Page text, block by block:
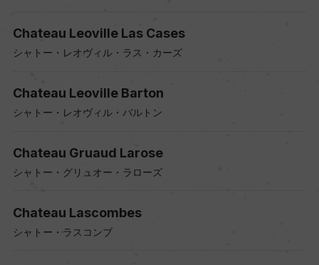
Chateau Leoville Las Cases
シャトー・レオヴィル・ラス・カーズ
Chateau Leoville Barton
シャトー・レオヴィル・バルトン
Chateau Gruaud Larose
シャトー・グリュオー・ラローズ
Chateau Lascombes
シャトー・ラスコンブ